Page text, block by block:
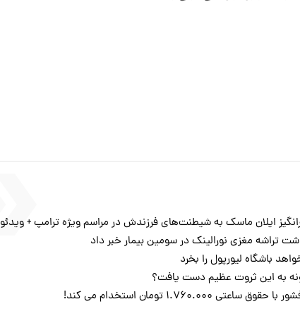
ایلان ماسک به شیطنت‌های فرزندش در مراسم ویژه ترامپ + ویدئو
تراشه مغزی نورالینک در سومین بیمار خبر داد
باشگاه لیورپول را بخرد
به این ثروت عظیم دست یافت؟
۱.۷۶۰.۰۰۰ تومان استخدام می کند!